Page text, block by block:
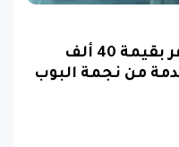
مسابقة ربح سيارة لاند روفر بقيمة 40 ألف
من نجمة البوب